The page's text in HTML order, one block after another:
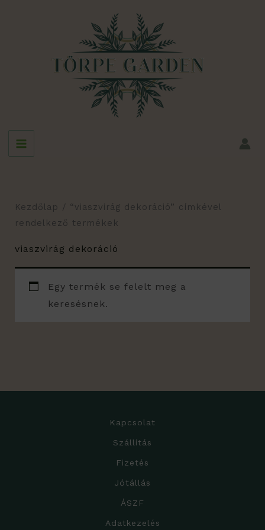
Kezdőlap / “viaszvirág dekoráció” címkével
rendelkező termékek
viaszvirág dekoráció
Egy termék se felelt meg a
keresésnek.
Kapcsolat
Szállítás
Fizetés
Jótállás
ÁSZF
Adatkezelés